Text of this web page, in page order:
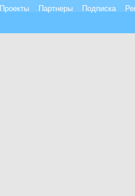
Проекты Партнеры Подписка